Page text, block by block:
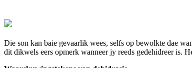
Die son kan baie gevaarlik wees, selfs op bewolkte dae
dit dikwels eers opmerk wanneer jy reeds gedehidreer is.